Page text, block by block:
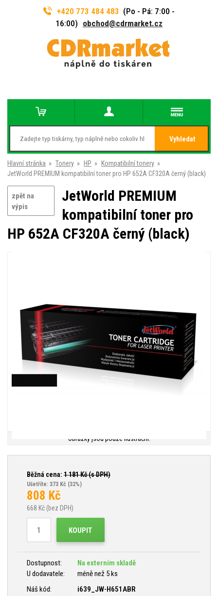
+420 773 484 483 (Po - Pá: 7:00 -
16:00) obchod@cdrmarket.cz
Vyhledat
Hlavní stránka » Tonery » HP » Kompatibilní tonery »
JetWorld PREMIUM kompatibilní toner pro HP 652A CF320A černý (black)
zpět na
výpis
JetWorld PREMIUM
kompatibilní toner pro
HP 652A CF320A černý (black)
Obrázky jsou pouze ilustrační.
Běžná cena: 1 181Kč (s DPH)
Ušetříte: 373 Kč (32%)
808 Kč
668 Kč (bez DPH)
KOUPIT
Dostupnost:
Na externím skladě
U dodavatele:
méně než 5 ks
Náš kód:
i639_JW-H651ABR